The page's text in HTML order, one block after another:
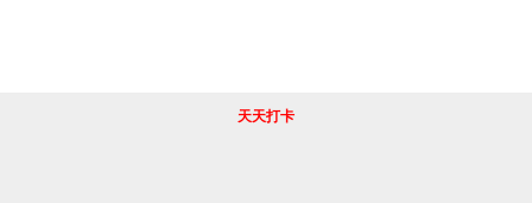
天天打卡